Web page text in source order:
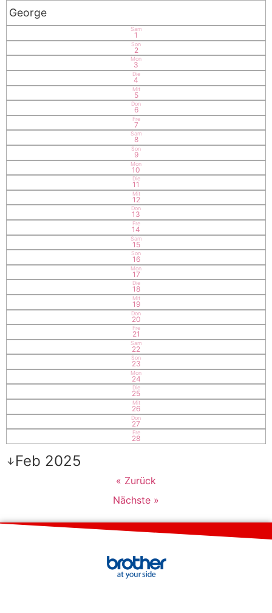
George
Sam
1
Son
2
Mon
3
Die
4
Mit
5
Don
6
Fre
7
Sam
8
Son
9
Mon
10
Die
11
Mit
12
Don
13
Fre
14
Sam
15
Son
16
Mon
17
Die
18
Mit
19
Don
20
Fre
21
Sam
22
Son
23
Mon
24
Die
25
Mit
26
Don
27
Fre
28
↓ Feb 2025
« Zurück
Nächste »